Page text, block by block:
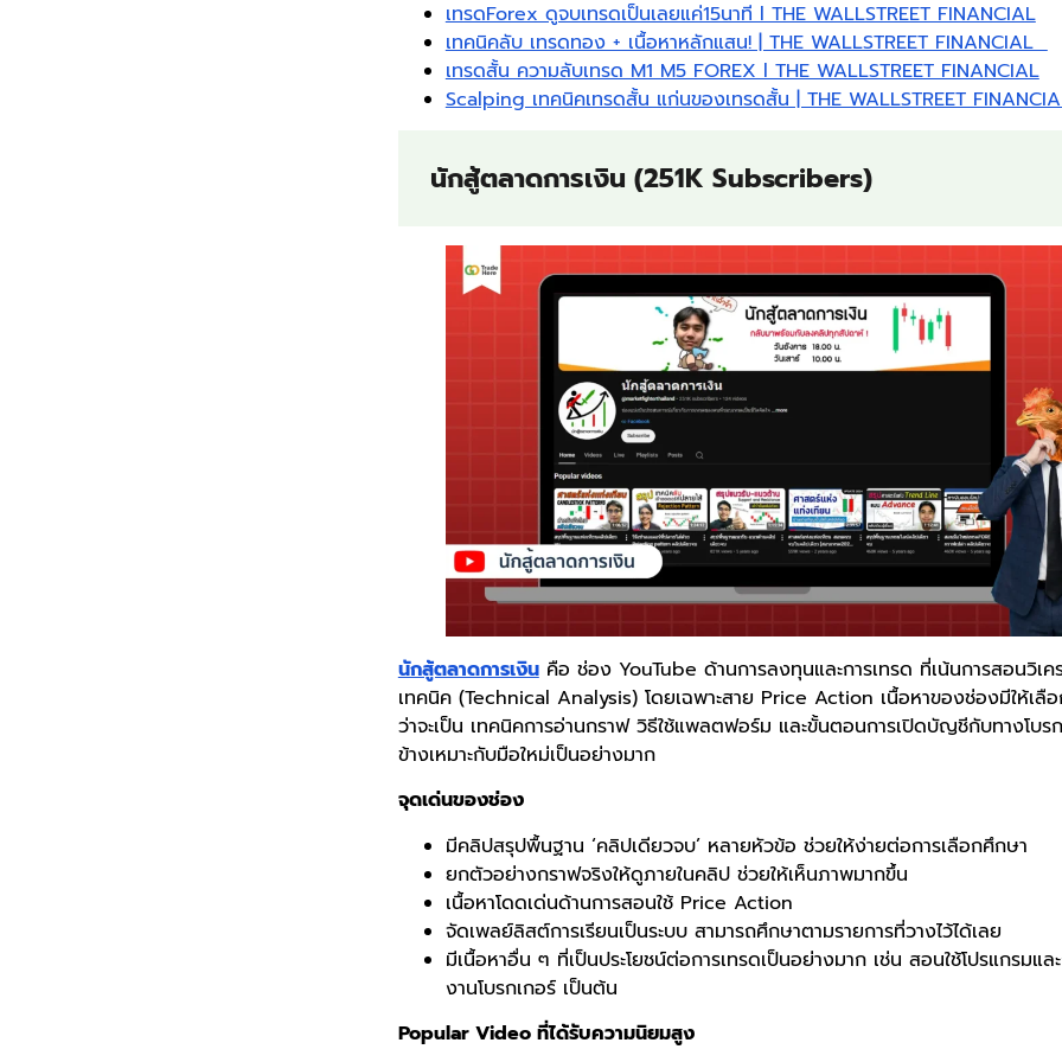
เทรดForex ดูจบเทรดเป็นเลยแค่15นาที l THE WALLSTREET FINANCIAL
เทคนิคลับ เทรดทอง + เนื้อหาหลักแสน! | THE WALLSTREET FINANCIAL
เทรดสั้น ความลับเทรด M1 M5 FOREX l THE WALLSTREET FINANCIAL
Scalping เทคนิคเทรดสั้น แก่นของเทรดสั้น | THE WALLSTREET
นักสู้ตลาดการเงิน (251K Subscribers)
นักสู้ตลาดการเงินคือ ช่อง YouTube ด้านการลงทุนและการเทรด ที่เน้นการสอนวิเค
เทคนิค (Technical Analysis) โดยเฉพาะสาย Price Action เนื้อหาของช่องมีให้เลื
ว่าจะเป็น เทคนิคการอ่านกราฟ วิธีใช้แพลตฟอร์ม และขั้นตอนการเปิดบัญชีกับทางโบร
ข้างเหมาะกับมือใหม่เป็นอย่างมาก
จุดเด่นของช่อง
มีคลิปสรุปพื้นฐาน ‘คลิปเดียวจบ’ หลายหัวข้อ ช่วยให้ง่ายต่อการเลือกศึกษา
ยกตัวอย่างกราฟจริงให้ดูภายในคลิป ช่วยให้เห็นภาพมากขึ้น
เนื้อหาโดดเด่นด้านการสอนใช้ Price Action
จัดเพลย์ลิสต์การเรียนเป็นระบบ สามารถศึกษาตามรายการที่วางไว้ได้เลย
มีเนื้อหาอื่น ๆ ที่เป็นประโยชน์ต่อการเทรดเป็นอย่างมาก เช่น สอนใช้โปรแกรมแล
งานโบรกเกอร์ เป็นต้น
Popular Video ที่ได้รับความนิยมสูง